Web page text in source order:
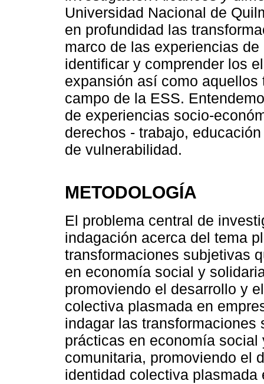
Universidad Nacional de
en profundidad las
marco de las experiencias
identificar y comprender los
expansión así como
campo de la ESS.
de experiencias socio-
derechos - trabajo,
de vulnerabilidad.
METODOLOGÍA
El problema central de
indagación acerca del tema
transformaciones subjetivas
en economía social y
promoviendo el desarrollo y
colectiva plasmada en
indagar las
prácticas en economía
comunitaria, promoviendo el
identidad colectiva